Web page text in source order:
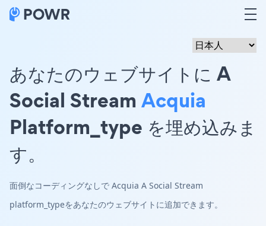
あなたのウェブサイトに A
Social Stream Acquia
Platform_type を埋め込みま
す。
面倒なコーディングなしで Acquia A Social Stream
platform_typeをあなたのウェブサイトに追加できます。